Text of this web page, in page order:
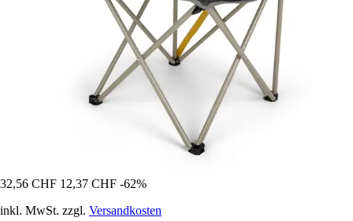
32,56 CHF 12,37 CHF -62%
inkl. MwSt. zzgl. Versandkosten